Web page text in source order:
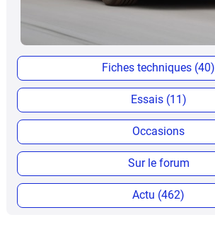
Fiches techniques (40)
Essais (11)
Occasions
Sur le forum
Actu (462)